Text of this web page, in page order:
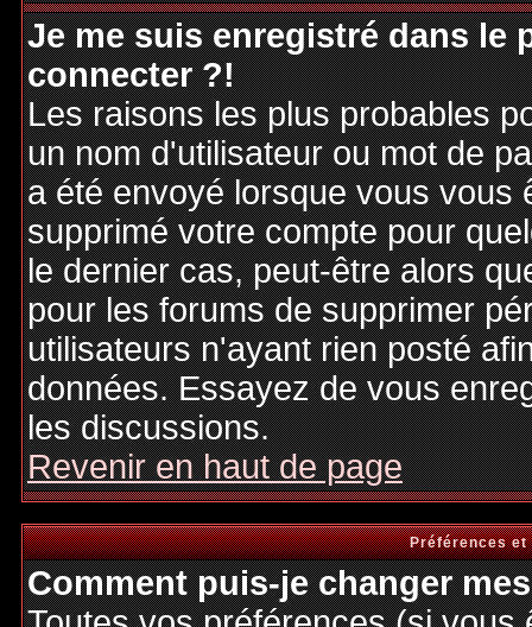
Je me suis enregistré dans le
connecter ?!
Les raisons les plus probables
un nom d'utilisateur ou mot de
a été envoyé lorsque vous vous
supprimé votre compte pour
le dernier cas, peut-être alors
pour les forums de supprimer
utilisateurs n'ayant rien posté
données. Essayez de vous
les discussions.
Revenir en haut de page
Préférences
Comment puis-je changer